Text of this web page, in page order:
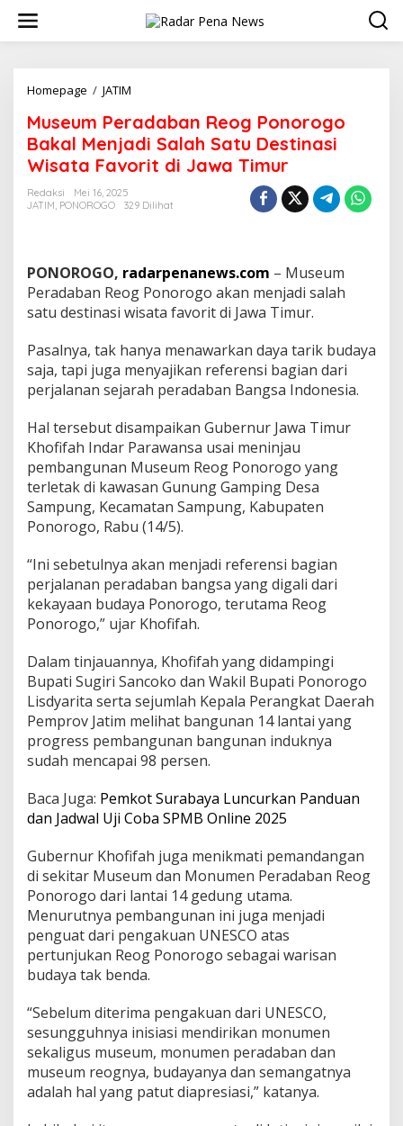
w
Homepage / JATIM
s
e
u
m
e
a
a
n
e
o
P
n
o
r
g
o
B
k
l
M
e
j
d
S
a
l
a
S
a
u
e
s
t
i
n
a
s
W
i
s
a
t
a
Museum Peradaban Reog Ponorogo
Bakal Menjadi Salah Satu Destinasi
Wisata Favorit di Jawa Timur
Redaksi
Mei 16, 2025
JATIM, PONOROGO 329 Dilihat
PONOROGO, radarpenanews.com – Museum
Peradaban Reog Ponorogo akan menjadi salah
satu destinasi wisata favorit di Jawa Timur.
Pasalnya, tak hanya menawarkan daya tarik budaya
saja, tapi juga menyajikan referensi bagian dari
perjalanan sejarah peradaban Bangsa Indonesia.
Hal tersebut disampaikan Gubernur Jawa Timur
Khofifah Indar Parawansa usai meninjau
pembangunan Museum Reog Ponorogo yang
terletak di kawasan Gunung Gamping Desa
Sampung, Kecamatan Sampung, Kabupaten
Ponorogo, Rabu (14/5).
“Ini sebetulnya akan menjadi referensi bagian
perjalanan peradaban bangsa yang digali dari
kekayaan budaya Ponorogo, terutama Reog
Ponorogo,” ujar Khofifah.
Dalam tinjauannya, Khofifah yang didampingi
Bupati Sugiri Sancoko dan Wakil Bupati Ponorogo
Lisdyarita serta sejumlah Kepala Perangkat Daerah
Pemprov Jatim melihat bangunan 14 lantai yang
progress pembangunan bangunan induknya
sudah mencapai 98 persen.
Baca Juga: Pemkot Surabaya Luncurkan Panduan
dan Jadwal Uji Coba SPMB Online 2025
Gubernur Khofifah juga menikmati pemandangan
di sekitar Museum dan Monumen Peradaban Reog
Ponorogo dari lantai 14 gedung utama.
Menurutnya pembangunan ini juga menjadi
penguat dari pengakuan UNESCO atas
pertunjukan Reog Ponorogo sebagai warisan
budaya tak benda.
“Sebelum diterima pengakuan dari UNESCO,
sesungguhnya inisiasi mendirikan monumen
sekaligus museum, monumen peradaban dan
museum reognya, budayanya dan semangatnya
adalah hal yang patut diapresiasi,” katanya.